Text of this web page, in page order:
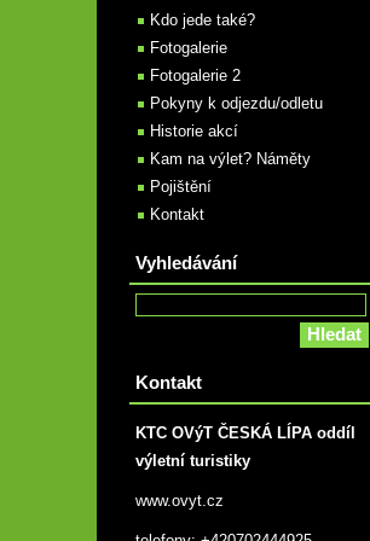
Kdo jede také?
Fotogalerie
Fotogalerie 2
Pokyny k odjezdu/odletu
Historie akcí
Kam na výlet? Náměty
Pojištění
Kontakt
Vyhledávání
Kontakt
KTC OVýT ČESKÁ LÍPA oddíl
výletní turistiky
www.ovyt.cz